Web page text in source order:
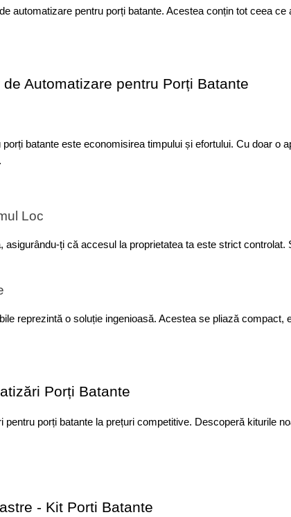
automatizare pentru porți batante. Acestea conțin tot ceea
Automatizare pentru Porți Batante
batante este economisirea timpului și efortului. Cu doar o
Loc
ți că accesul la proprietatea ta este strict
Porți Batante
porți batante la prețuri competitive. Descoperă kiturile
- Kit Porti Batante